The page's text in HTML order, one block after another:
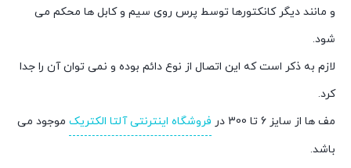
و مانند دیگر کانکتورها توسط پرس روی سیم و کابل ها محکم می
شود.
لازم به ذکر است که این اتصال از نوع دائم بوده و نمی توان آن را جدا
کرد.
مف ها از سایز 6 تا 300 در
فروشگاه اینترنتی آلتا الکتریک موجود می
باشد.